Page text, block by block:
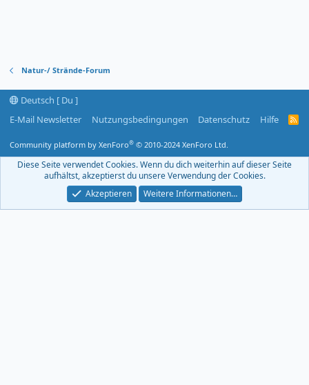
Natur-/ Strände-Forum
Deutsch [ Du ]
E-Mail Newsletter
Nutzungsbedingungen Datenschutz Hilfe
R
F
Community platform by XenForo® © 2010-2024 XenForo Ltd.
Diese Seite verwendet Cookies. Wenn du dich weiterhin auf dieser Seite
aufhältst, akzeptierst du unsere Verwendung der Cookies.
Akzeptieren
Weitere Informationen…